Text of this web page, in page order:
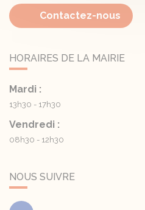
Contactez-nous
HORAIRES DE LA MAIRIE
Mardi :
13h30 - 17h30
Vendredi :
08h30 - 12h30
NOUS SUIVRE